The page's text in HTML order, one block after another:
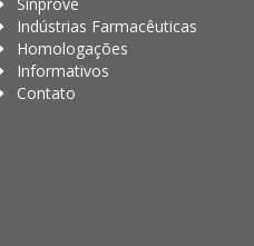
Indústrias Farmacêuticas
Homologações
Informativos
Contato